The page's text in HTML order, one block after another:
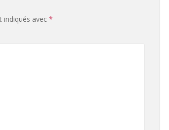
indiqués avec *